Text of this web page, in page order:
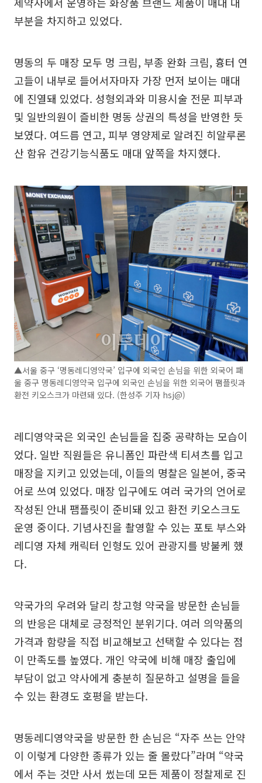
부분을 차지하고 있었다.
명동의 두 매장 모두 멍 크림, 부종 완화 크림, 흉터 연
고들이 내부로 들어서자마자 가장 먼저 보이는 매대
에 진열돼 있었다. 성형외과와 미용시술 전문 피부과
및 일반의원이 즐비한 명동 상권의 특성을 반영한 듯
보였다. 여드름 연고, 피부 영양제로 알려진 히알루론
산 함유 건강기능식품도 매대 앞쪽을 차지했다.
▲서울 중구 ‘명동레디영약국’ 입구에 외국인 손님을 위한 외국어 패
울 중구 명동레디영약국 입구에 외국인 손님을 위한 외국어 팸플릿과
환전 키오스크가 마련돼 있다. (한성주 기자 hsj@)
레디영약국은 외국인 손님들을 집중 공략하는 모습이
었다. 일반 직원들은 유니폼인 파란색 티셔츠를 입고
매장을 지키고 있었는데, 이들의 명찰은 일본어, 중국
어로 쓰여 있었다. 매장 입구에도 여러 국가의 언어로
작성된 안내 팸플릿이 준비돼 있고 환전 키오스크도
운영 중이다. 기념사진을 촬영할 수 있는 포토 부스와
레디영 자체 캐릭터 인형도 있어 관광지를 방불케 했
다.
약국가의 우려와 달리 창고형 약국을 방문한 손님들
의 반응은 대체로 긍정적인 분위기다. 여러 의약품의
가격과 함량을 직접 비교해보고 선택할 수 있다는 점
이 만족도를 높였다. 개인 약국에 비해 매장 출입에
부담이 없고 약사에게 충분히 질문하고 설명을 들을
수 있는 환경도 호평을 받는다.
명동레디영약국을 방문한 한 손님은 “자주 쓰는 안약
이 이렇게 다양한 종류가 있는 줄 몰랐다”라며 “약국
에서 주는 것만 사서 썼는데 모든 제품이 정찰제로 진